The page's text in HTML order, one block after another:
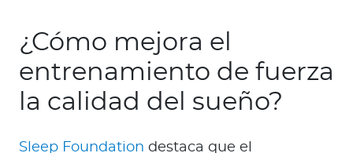
¿Cómo mejora el
entrenamiento de fuerza
la calidad del sueño?
Sleep Foundation destaca que el